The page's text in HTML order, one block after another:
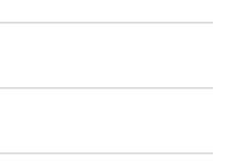
9:00- bis
18:00